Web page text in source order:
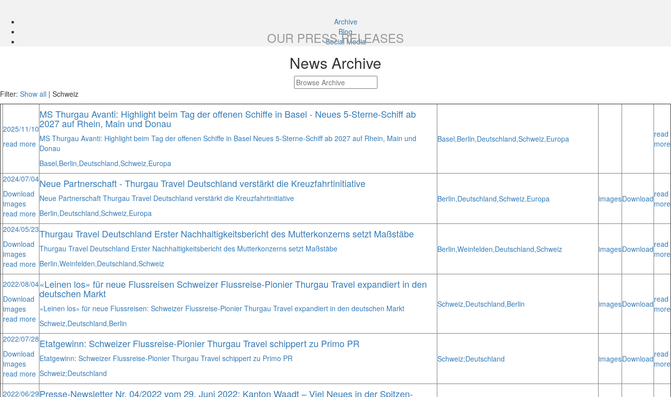
Archive
Blog
Social Media
OUR PRESS RELEASES
News Archive
Filter: Show all | Schweiz
2025/11/10
read more
MS Thurgau Avanti: Highlight beim Tag der offenen Schiffe in Basel - Neues 5-Sterne-Schiff ab
2027 auf Rhein, Main und Donau
MS Thurgau Avanti: Highlight beim Tag der offenen Schiffe in Basel Neues 5-Sterne-Schiff ab 2027 auf Rhein, Main und
Donau
Basel,Berlin,Deutschland,Schweiz,Europa
Basel,Berlin,Deutschland,Schweiz,Europa
read
more
2024/07/04
Download
images
read more
Neue Partnerschaft - Thurgau Travel Deutschland verstärkt die Kreuzfahrtinitiative
Neue Partnerschaft Thurgau Travel Deutschland verstärkt die Kreuzfahrtinitiative
Berlin,Deutschland,Schweiz,Europa
Berlin,Deutschland,Schweiz,Europa imagesDownloadread
more
2024/05/23
Download
images
read more
Thurgau Travel Deutschland Erster Nachhaltigkeitsbericht des Mutterkonzerns setzt Maßstäbe
Thurgau Travel Deutschland Erster Nachhaltigkeitsbericht des Mutterkonzerns setzt Maßstäbe
Berlin,Weinfelden,Deutschland,Schweiz
Berlin,Weinfelden,Deutschland,Schweiz imagesDownloadread
more
2022/08/04
Download
images
read more
«Leinen los» für neue Flussreisen Schweizer Flussreise-Pionier Thurgau Travel expandiert in den
deutschen Markt
«Leinen los» für neue Flussreisen: Schweizer Flussreise-Pionier Thurgau Travel expandiert in den deutschen Markt
Schweiz,Deutschland,Berlin
Schweiz,Deutschland,Berlin imagesDownloadread
more
2022/07/28
Download
images
read more
Etatgewinn: Schweizer Flussreise-Pionier Thurgau Travel schippert zu Primo PR
Etatgewinn: Schweizer Flussreise-Pionier Thurgau Travel schippert zu Primo PR
Schweiz;Deutschland
Schweiz;Deutschland imagesDownloadread
more
2022/06/29Presse-Newsletter Nr. 04/2022 vom 29. Juni 2022: Kanton Waadt – Viel Neues in der Spitzen-